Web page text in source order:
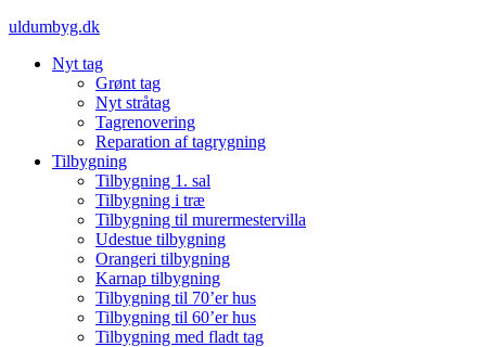
Videre
indhold
uldumbyg.dk
Nyt tag
Grønt tag
Nyt stråtag
Tagrenovering
Reparation af tagrygning
Tilbygning
Tilbygning 1. sal
Tilbygning i træ
Tilbygning til murermestervilla
Udestue tilbygning
Orangeri tilbygning
Karnap tilbygning
Tilbygning til 70’er hus
Tilbygning til 60’er hus
Tilbygning med fladt tag